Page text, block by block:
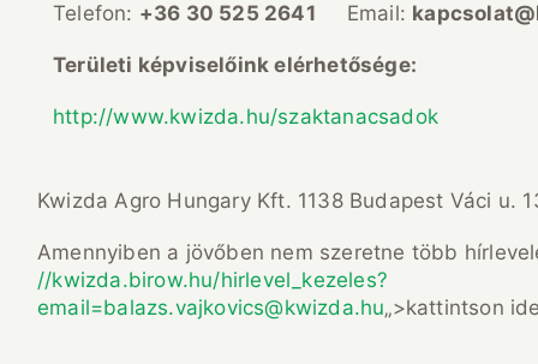
Telefon: +36 30 525 2641 Email:
Területi képviselőink elérhetősége:
http://www.kwizda.hu/szaktanacsadok
Kwizda Agro Hungary Kft. 1138 Budapest Váci u.
Amennyiben a jövőben nem szeretne több
//kwizda.birow.hu/hirlevel_kezeles?
email=balazs.vajkovics@kwizda.hu„>kattintson